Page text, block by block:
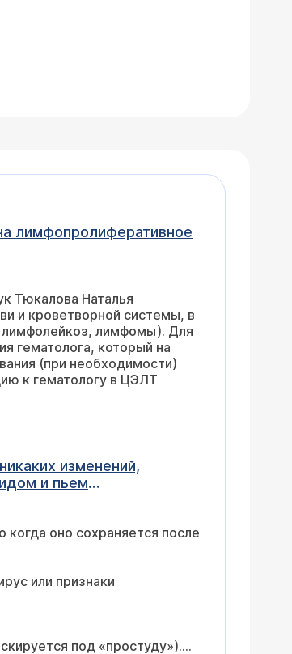
лимфопролиферативное
Тюкалова Наталья
и кроветворной системы, в
лимфолейкоз, лимфомы). Для
гематолога, который на
(при необходимости)
к гематологу в ЦЭЛТ
изменений,
и пьем
оно сохраняется после
или признаки
под «простуду»).